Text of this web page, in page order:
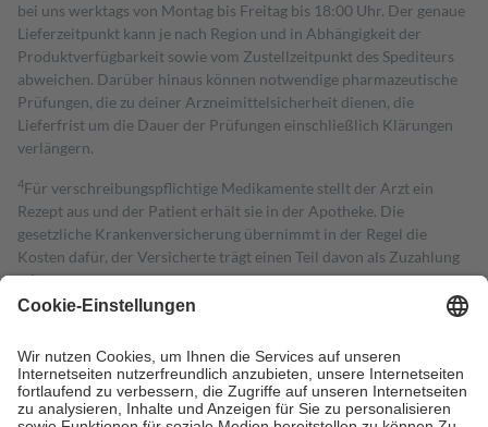
bei uns werktags von Montag bis Freitag bis 18:00 Uhr. Der genaue
Lieferzeitpunkt kann je nach Region und in Abhängigkeit der
Produktverfügbarkeit sowie vom Zustellzeitpunkt des Spediteurs
abweichen. Darüber hinaus können notwendige pharmazeutische
Prüfungen, die zu deiner Arzneimittelsicherheit dienen, die
Lieferfrist um die Dauer der Prüfungen einschließlich Klärungen
verlängern.
4Für verschreibungspflichtige Medikamente stellt der Arzt ein
Rezept aus und der Patient erhält sie in der Apotheke. Die
gesetzliche Krankenversicherung übernimmt in der Regel die
Kosten dafür, der Versicherte trägt einen Teil davon als Zuzahlung
mit.
Grundsätzlich leisten Mitglieder Zuzahlungen in Höhe von zehn
höchstens zehn Euro.
Es sind jedoch nie mehr als die tatsächlichen
Kosten der Leistung zu entrichten.
Diese Regeln gelten grundsätzlich auch für Online-Apotheken.
Bei Heilmitteln und häuslicher Krankenpflege beträgt die